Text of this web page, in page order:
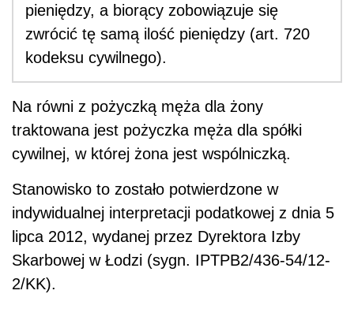
pieniędzy, a biorący zobowiązuje się
zwrócić tę samą ilość pieniędzy (art. 720
kodeksu cywilnego).
Na równi z pożyczką męża dla żony
traktowana jest pożyczka męża dla spółki
cywilnej, w której żona jest wspólniczką.
Stanowisko to zostało potwierdzone w
indywidualnej interpretacji podatkowej z dnia 5
lipca 2012, wydanej przez Dyrektora Izby
Skarbowej w Łodzi (sygn. IPTPB2/436-54/12-
2/KK).